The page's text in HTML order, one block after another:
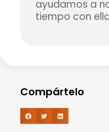
ayudamos a
tiempo con
Compártelo